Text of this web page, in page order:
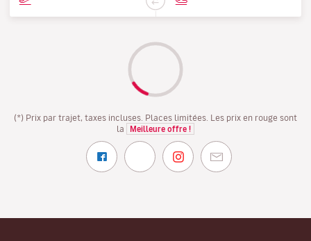
(*) Prix par trajet, taxes incluses. Places limitées. Les prix en rouge sont
la
Meilleure offre !